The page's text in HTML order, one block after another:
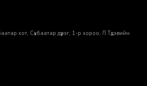
хот, Сүхбаатар дүүрэг, 1-р хороо, ​Л.Түдэвийн